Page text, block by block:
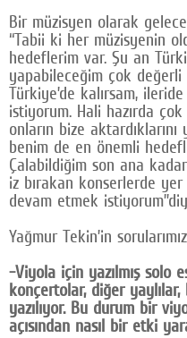
Bir müzisyen olarak
“Tabii ki her müzisyenin
hedeflerim var. Şu an
yapabileceğim çok
Türkiye’de kalırsam,
istiyorum. Hali hazırda
onların bize
benim de en önemli
Çalabildiğim son ana
iz bırakan konserlerde
devam etmek
Yağmur Tekin’in
-Viyola için yazılmış solo
konçertolar, diğer
yazılıyor. Bu durum bir
açısından nasıl bir etki